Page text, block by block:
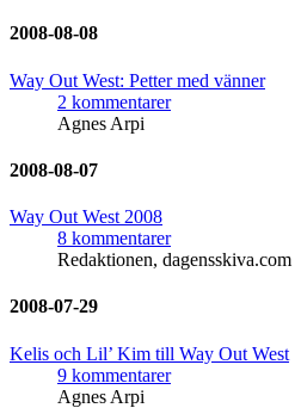
2008-08-08
Way Out West: Petter med vänner
2 kommentarer
Agnes Arpi
2008-08-07
Way Out West 2008
8 kommentarer
Redaktionen, dagensskiva.com
2008-07-29
Kelis och Lil’ Kim till Way Out West
9 kommentarer
Agnes Arpi